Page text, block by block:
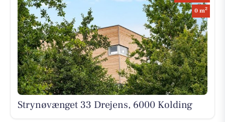
0 m2
Strynøvænget 33 Drejens, 6000 Kolding